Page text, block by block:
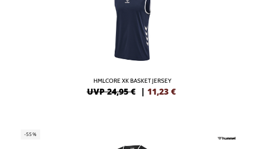
HMLCORE XK BASKET JERSEY
UVP 24,95 € | 11,23 €
-55%